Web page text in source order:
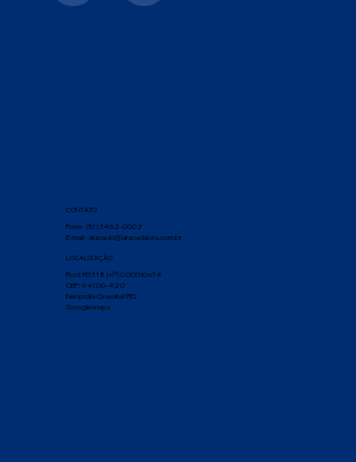
CONTATO
Fone - (51) 3462-0002
E-mail - atacado@atacadaors.com.br
LOCALIZAÇÃO
Rod. RS118 | nº10.000 Km14
CEP: 94100-420
Neópolis-Gravataí/RS
Google maps